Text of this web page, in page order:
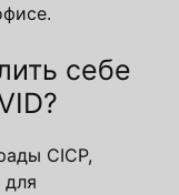
себе
CICP,
для